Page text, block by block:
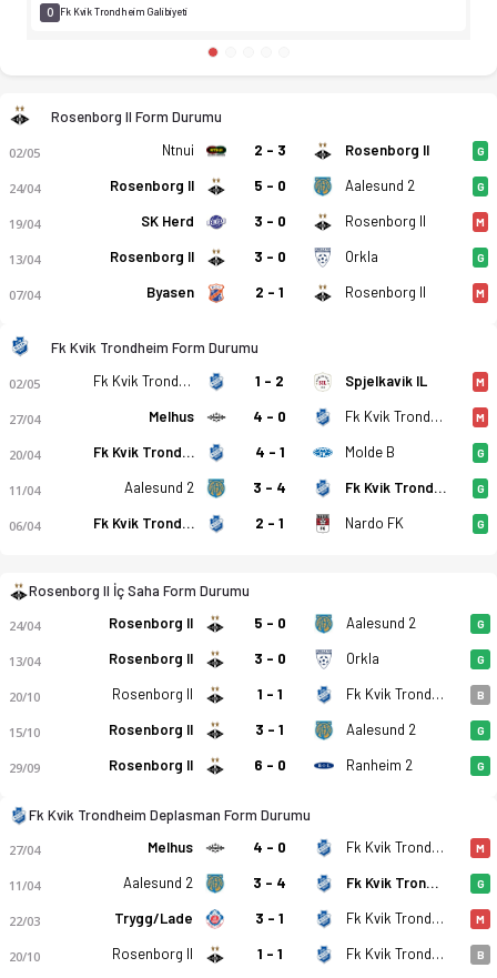
Rosenborg II - Fk Kvik Trondheim 0-3 bitti. Gol anları,
0 Fk Kvik Trondheim Galibiyeti
Rosenborg II Form Durumu
02/05 Ntnui 2 - 3 Rosenborg II G
24/04 Rosenborg II 5 - 0 Aalesund 2 G
19/04 SK Herd 3 - 0 Rosenborg II M
13/04 Rosenborg II 3 - 0 Orkla G
07/04 Byasen 2 - 1 Rosenborg II M
Fk Kvik Trondheim Form Durumu
02/05 Fk Kvik Trondheim 1 - 2 Spjelkavik IL M
27/04 Melhus 4 - 0 Fk Kvik Trondheim M
20/04 Fk Kvik Trondheim 4 - 1 Molde B G
11/04 Aalesund 2 3 - 4 Fk Kvik Trondheim G
06/04 Fk Kvik Trondheim 2 - 1 Nardo FK G
Rosenborg II İç Saha Form Durumu
24/04 Rosenborg II 5 - 0 Aalesund 2 G
13/04 Rosenborg II 3 - 0 Orkla G
20/10 Rosenborg II 1 - 1 Fk Kvik Trondheim B
15/10 Rosenborg II 3 - 1 Aalesund 2 G
29/09 Rosenborg II 6 - 0 Ranheim 2 G
Fk Kvik Trondheim Deplasman Form Durumu
27/04 Melhus 4 - 0 Fk Kvik Trondheim M
11/04 Aalesund 2 3 - 4 Fk Kvik Trondheim G
22/03 Trygg/Lade 3 - 1 Fk Kvik Trondheim M
20/10 Rosenborg II 1 - 1 Fk Kvik Trondheim B